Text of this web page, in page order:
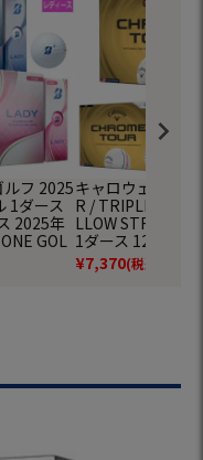
フ 2025
1ダース
2025年
GOL
キャロウェイ
R / TRIPLE
LLOW STRIPE ゴ
1ダース 12球入
ルフ 2026年モデ
ール 日本正規品
¥7,370(税込)